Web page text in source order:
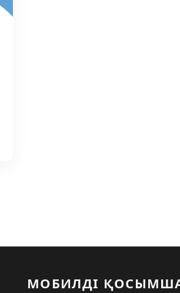
МОБИЛДІ